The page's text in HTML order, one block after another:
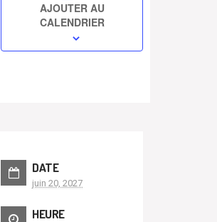
AJOUTER AU
CALENDRIER
DATE
juin 20, 2027
HEURE